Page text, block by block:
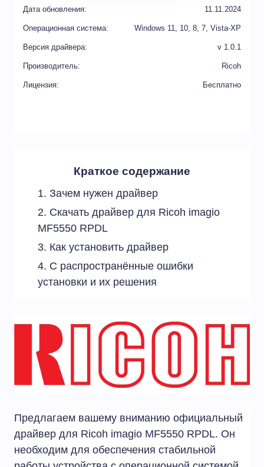
Дата обновления: 11.11.2024
Операционная система: Windows 11, 10, 8, 7, Vista-XP
Версия драйвера: v 1.0.1
Производитель: Ricoh
Лицензия: Бесплатно
Краткое содержание
Зачем нужен драйвер
Скачать драйвер для Ricoh imagio
MF5550 RPDL
Как установить драйвер
С распространённые ошибки
установки и их решения
Предлагаем вашему вниманию официальный
драйвер для Ricoh imagio MF5550 RPDL. Он
необходим для обеспечения стабильной